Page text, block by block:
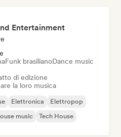
Entertainment
Funk brasilianoDance music
di edizione
la loro musica
Elettronica
Elettropop
music Tech House